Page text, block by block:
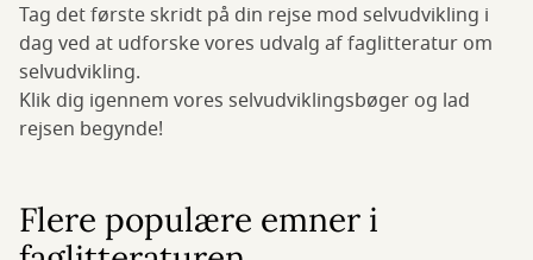
Tag det første skridt på din rejse mod selvudvikling i
dag ved at udforske vores udvalg af faglitteratur om
selvudvikling.
Klik dig igennem vores selvudviklingsbøger og lad
rejsen begynde!
Flere populære emner i